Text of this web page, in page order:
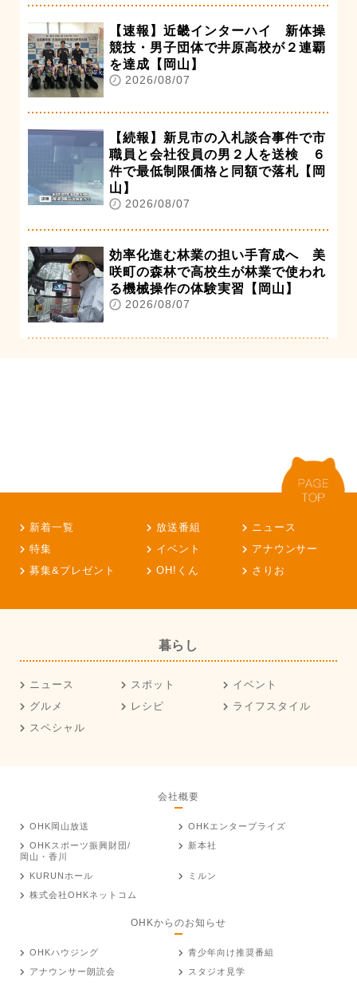
【速報】近畿インターハイ 新体操
競技・男子団体で井原高校が２連覇
を達成【岡山】
2026/08/07
【続報】新見市の入札談合事件で市
職員と会社役員の男２人を送検 ６
件で最低制限価格と同額で落札【岡
山】
2026/08/07
効率化進む林業の担い手育成へ 美
咲町の森林で高校生が林業で使われ
る機械操作の体験実習【岡山】
2026/08/07
新着一覧 放送番組
ニュース
特集
イベント
アナウンサー
募集&プレゼント
OH!くん さりお
暮らし
ニュース スポット
イベント
グルメ
レシピ
ライフスタイル
スペシャル
会社概要
OHK岡山放送
OHKエンタープライズ
OHKスポーツ振興財団/
岡山・香川
新本社
KURUNホール
ミルン
株式会社OHKネットコム
OHKからのお知らせ
OHKハウジング
青少年向け推奨番組
アナウンサー朗読会
スタジオ見学